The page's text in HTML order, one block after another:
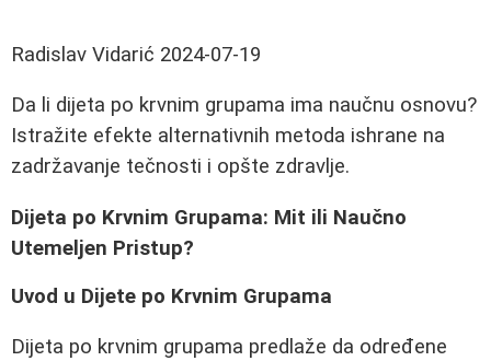
Radislav Vidarić 2024-07-19
Da li dijeta po krvnim grupama ima naučnu osnovu?
Istražite efekte alternativnih metoda ishrane na
zadržavanje tečnosti i opšte zdravlje.
Dijeta po Krvnim Grupama: Mit ili Naučno
Utemeljen Pristup?
Uvod u Dijete po Krvnim Grupama
Dijeta po krvnim grupama predlaže da određene